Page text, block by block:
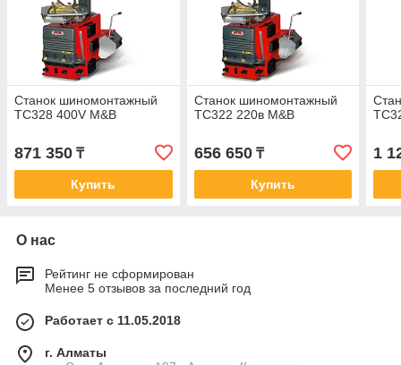
Станок шиномонтажный
TC328 400V M&B
871 350 ₸
Купить
Станок шиномонтажный
TC322 220в M&B
656 650₸
Купить
1
О нас
Рейтинг не сформирован
Менее 5 отзывов за последний год
Работает с 11.05.2018
г. Алматы